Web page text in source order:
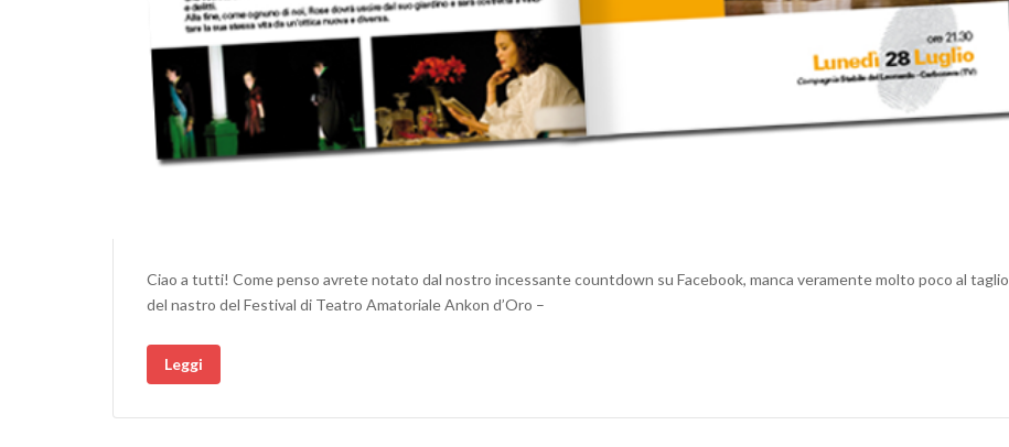
Ciao a tutti! Come penso avrete notato dal nostro incessante countdown su Facebook, manca veramente molto poco al taglio
del nastro del Festival di Teatro Amatoriale Ankon d’Oro –
Leggi